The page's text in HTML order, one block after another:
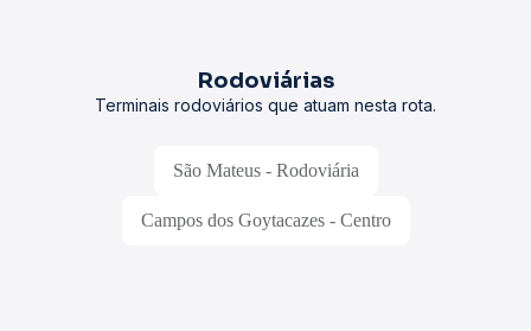
Rodoviárias
Terminais rodoviários que atuam nesta rota.
São Mateus - Rodoviária
Campos dos Goytacazes - Centro